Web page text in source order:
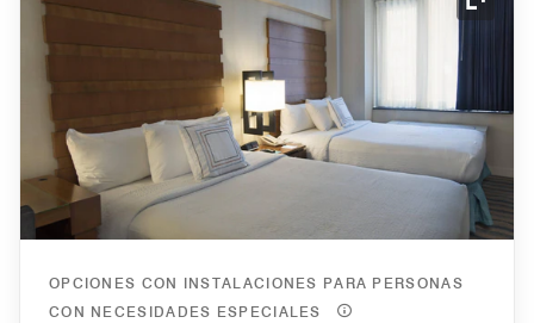
Icono
OPCIONES CON INSTALACIONES PARA PERSONAS
CON NECESIDADES ESPECIALES